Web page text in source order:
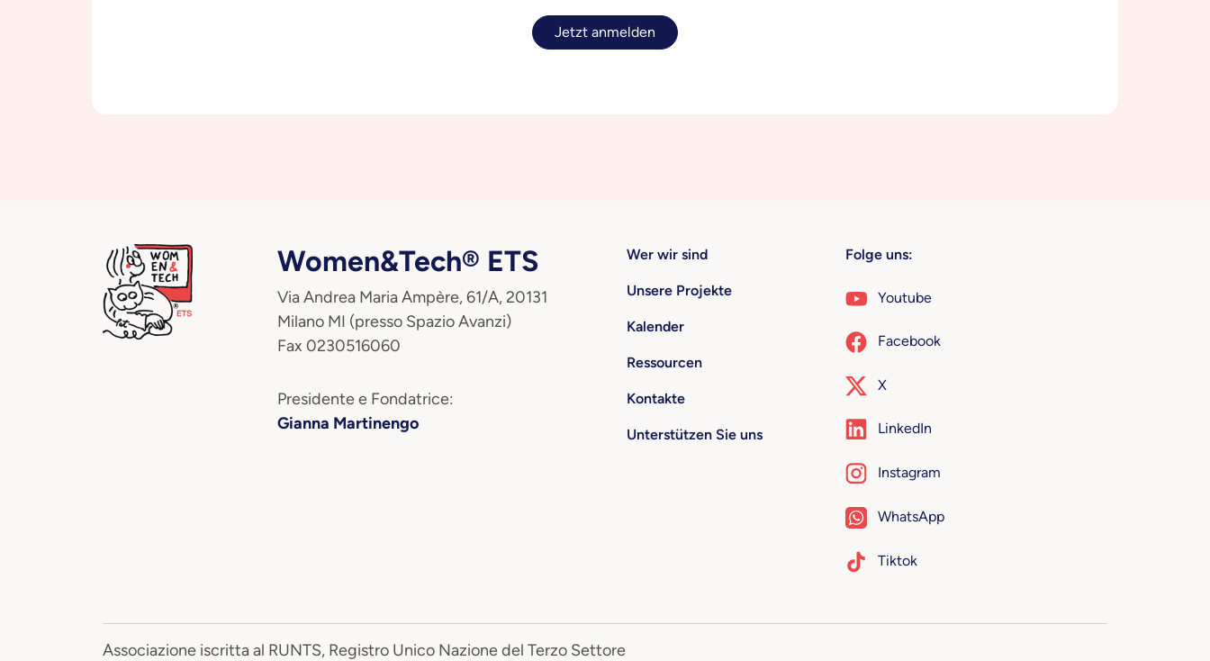
Jetzt anmelden
Women&Tech® ETS
Via Andrea Maria Ampère, 61/A, 20131
Milano MI (presso Spazio Avanzi)
Fax 0230516060
Presidente e Fondatrice:
Gianna Martinengo
Wer wir sind
Unsere Projekte
Kalender
Ressourcen
Kontakte
Unterstützen Sie uns
Folge uns:
Youtube
Facebook
X
LinkedIn
Instagram
WhatsApp
Tiktok
Associazione iscritta al RUNTS, Registro Unico Nazione del Terzo Settore